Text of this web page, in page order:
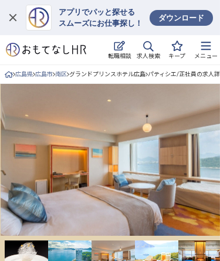
アプリでパッと探せる
スムーズにお仕事探し！
ダウンロード
転職相談 求人検索 キープ メニュー
ログイン
求人・施設を探す
就職・転職 合同説明会
おもてなしHRについて
ご利用の流れ
よくある質問
ホテル・宿泊業界情報コラム
広島県 広島市 南区 グランドプリンスホテル広島 パティシエ/正社員の求人詳